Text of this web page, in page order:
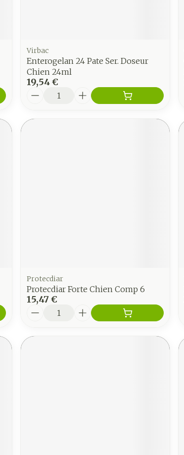
Virbac
Enterogelan 24 Pate Ser. Doseur
Chien 24ml
19,54 €
Quantité
Protecdiar
Protecdiar Forte Chien Comp 6
15,47 €
Quantité